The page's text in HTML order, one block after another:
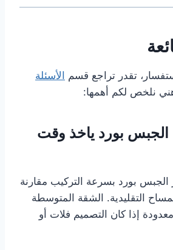
تقدر تراجع قسم
الأسئلة
نلخص لكم أهمها:
بورد ياخذ وقت
الجبس بورد بسرعة التركيب مقارنة
التقليدية. الشقة المتوسطة
إذا كان التصميم فلات أو